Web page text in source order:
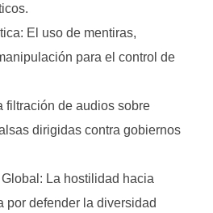
El uso de mentiras,
para el control de
filtración de audios sobre
dirigidas contra gobiernos
La hostilidad hacia
por defender la diversidad